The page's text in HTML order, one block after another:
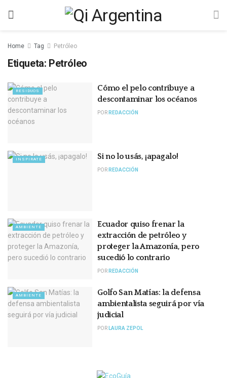
Home Tag Petróleo
Etiqueta: Petróleo
RESIDUOS
Cómo el pelo contribuye a
descontaminar los océanos
POR REDACCIÓN
INSPIRATE Si no lo usás, ¡apagalo!
POR REDACCIÓN
AMBIENTE
Ecuador quiso frenar la
extracción de petróleo y
proteger la Amazonía, pero
sucedió lo contrario
POR REDACCIÓN
AMBIENTE
Golfo San Matías: la defensa
ambientalista seguirá por vía
judicial
POR LAURA ZEPOL